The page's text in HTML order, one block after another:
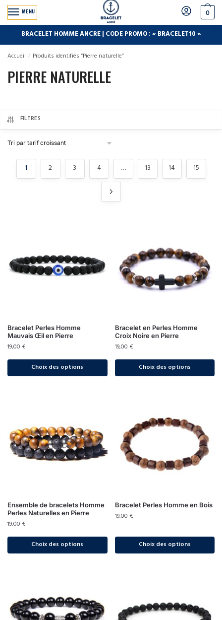
MENU 0
BRACELET HOMME ANCRE | CODE PROMO : « BRACELET10 »
Accueil / Produits identifiés “Pierre naturelle”
PIERRE NATURELLE
FILTRES
1 2 3 4 … 13 14 15
Bracelet Perles Homme
Mauvais Œil en Pierre
19,00 €
Choix des options
Bracelet en Perles Homme
Croix Noire en Pierre
19,00 €
Choix des options
Ensemble de bracelets Homme
Perles Naturelles en Pierre
19,00 €
Choix des options
Bracelet Perles Homme en Bois
19,00 €
Choix des options